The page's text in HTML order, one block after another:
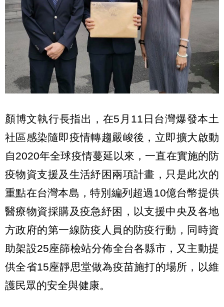
顏博文執行長指出，在5月11日台灣爆發本土
社區感染隨即疫情轉趨嚴峻後，立即擴大啟動
自2020年全球疫情蔓延以來，一直在實施的防
疫物資支援及生活紓困兩項計畫，只是此次的
重點在台灣本島，特別編列超過10億台幣提供
醫療物資採購及疫急紓困，以支援中央及各地
方政府的第一線防疫人員的防疫行動，同時資
助架設25座篩檢站分佈全台各縣市，又主動提
供全省15座靜思堂做為疫苗施打的場所，以維
護民眾的安全與健康。